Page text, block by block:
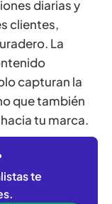
diarias y
clientes,
La
capturan la
que también
tu marca.
te